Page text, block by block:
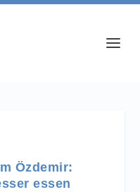
Özdemir:
essen